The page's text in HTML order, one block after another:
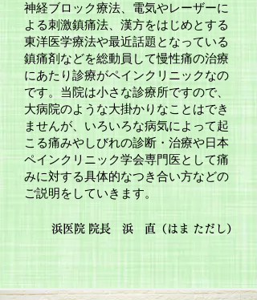
​神経ブロック療法、電気やレーザーに
よる刺激鎮痛法、漢方をはじめとする
東洋医学療法や最近話題となっている
鎮痛剤などを総動員して慢性痛の治療
にあたり診療がペインクリニックなの
です。当院は小さな診療所ですので、
大病院のような大掛かりなことはでき
ませんが、いろいろな病気によって起
こる痛みやしびれの診断・治療や日本
ペインクリニック学会専門医として痛
みに対する具体的なつき合い方などの
ご説明をしていきます。
浜医院 院長 浜 直（はま ただし）